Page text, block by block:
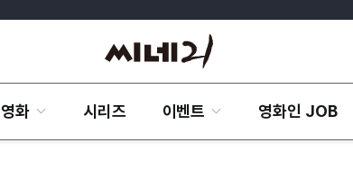
영화 시리즈 이벤트 영화인 JOB